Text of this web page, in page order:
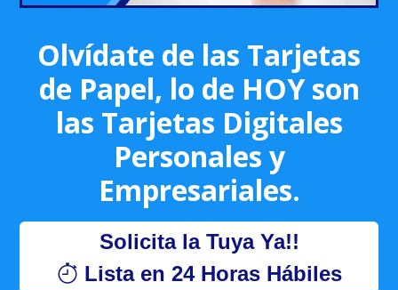
Olvídate de las Tarjetas
de Papel, lo de HOY son
las Tarjetas Digitales
Personales y
Empresariales.
Solicita la Tuya Ya!!
Lista en 24 Horas Hábiles